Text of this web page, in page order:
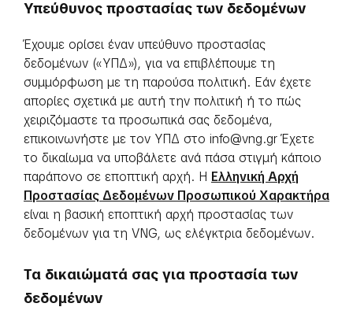
Υπεύθυνος προστασίας των δεδομένων
Έχουμε ορίσει έναν υπεύθυνο προστασίας
δεδομένων («ΥΠΔ»), για να επιβλέπουμε τη
συμμόρφωση με τη παρούσα πολιτική. Εάν έχετε
απορίες σχετικά με αυτή την πολιτική ή το πώς
χειριζόμαστε τα προσωπικά σας δεδομένα,
επικοινωνήστε με τον ΥΠΔ στο info@vng.gr Έχετε
το δικαίωμα να υποβάλετε ανά πάσα στιγμή κάποιο
παράπονο σε εποπτική αρχή. Η Ελληνική Αρχή
Προστασίας Δεδομένων Προσωπικού Χαρακτήρα
είναι η βασική εποπτική αρχή προστασίας των
δεδομένων για τη VNG, ως ελέγκτρια δεδομένων.
Τα δικαιώματά σας για προστασία των
δεδομένων